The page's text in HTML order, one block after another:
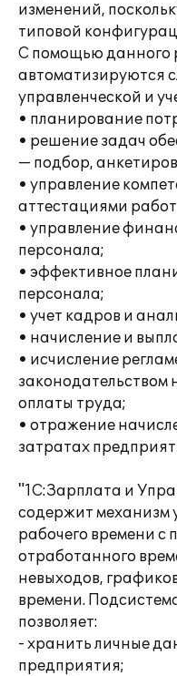
изменений,
типовой
С помощью данного
автоматизируются
управленческой и
• планирование
• решение задач
— подбор,
• управление
аттестациями
• управление
персонала;
• эффективное
персонала;
• учет кадров и
• начисление и
• исчисление
законодательством
оплаты труда;
• отражение
затратах
"1С:Зарплата и
содержит механизм
рабочего времени с
отработанного
невыходов,
времени.
позволяет:
- хранить личные
предприятия;